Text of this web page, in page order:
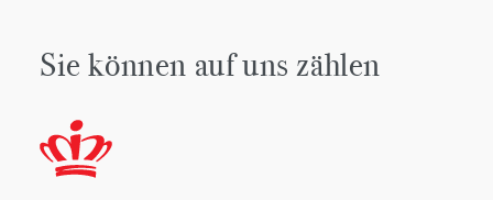
Sie können auf uns zählen